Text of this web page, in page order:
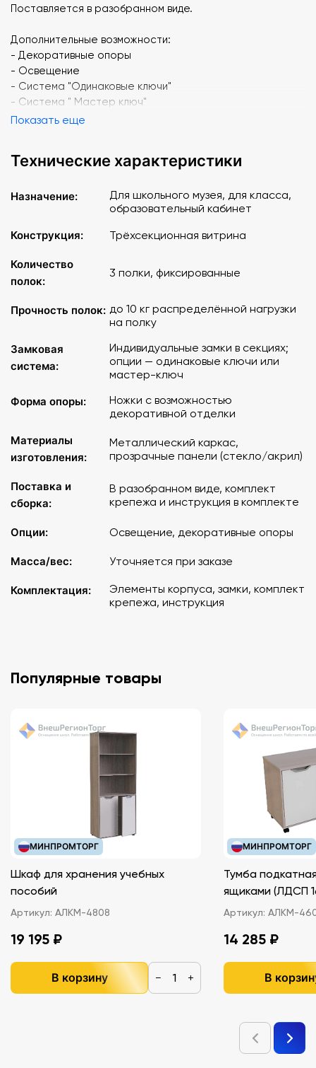
Поставляется в разобранном виде.
Дополнительные возможности:
- Декоративные опоры
- Освещение
- Система "Одинаковые ключи"
- Система " Мастер ключ"
Показать еще
Технические характеристики
Назначение:
Для школьного музея, для класса,
образовательный кабинет
Конструкция:
Трёхсекционная витрина
Количество
полок:
3 полки, фиксированные
Прочность полок: до 10 кг распределённой нагрузки
на полку
Замковая
система:
Индивидуальные замки в секциях;
опции — одинаковые ключи или
мастер-ключ
Форма опоры:
Ножки с возможностью
декоративной отделки
Материалы
изготовления:
Металлический каркас,
прозрачные панели (стекло/акрил)
Поставка и
сборка:
В разобранном виде, комплект
крепежа и инструкция в комплекте
Опции: Освещение, декоративные опоры
Масса/вес: Уточняется при заказе
Комплектация:
Элементы корпуса, замки, комплект
крепежа, инструкция
Популярные товары
МИНПРОМТОРГ
Шкаф для хранения учебных
пособий
Артикул: АЛКМ-4808
19 195 ₽
В корзину − +
МИНПРОМТОРГ
Тумба
ящиками
Артикул: АЛКМ-
14 285 ₽
В